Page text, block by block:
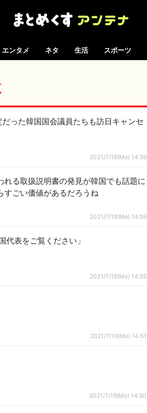
エンタメ ネタ 生活 スポーツ
だった韓国国会議員たちも訪日キャンセ
2021/7/19(Mo) 14:59
る取扱説明書の発見が韓国でも話題に
すごい価値があるだろうね
2021/7/19(Mo) 14:59
代表をご覧ください」
2021/7/19(Mo) 14:55
2021/7/19(Mo) 14:51
2021/7/19(Mo) 14:50